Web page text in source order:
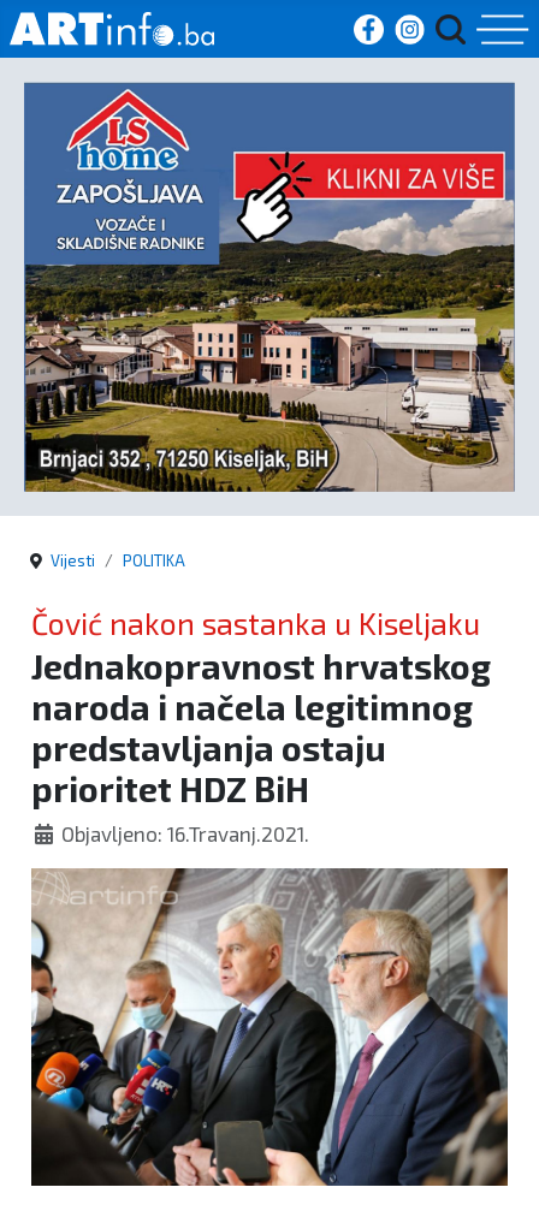
Početna
Vijesti
Sport
Kultura
Crna
kronika
Politika
Vijesti POLITIKA
Čović nakon sastanka u Kiseljaku
Jednakopravnost hrvatskog
naroda i načela legitimnog
predstavljanja ostaju
prioritet HDZ BiH
Objavljeno: 16.Travanj.2021.